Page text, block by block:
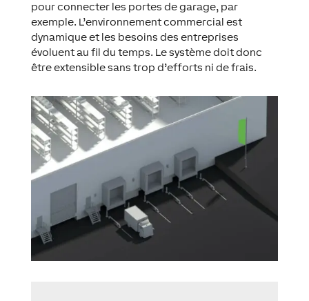
pour connecter les portes de garage, par
exemple. L’environnement commercial est
dynamique et les besoins des entreprises
évoluent au fil du temps. Le système doit donc
être extensible sans trop d’efforts ni de frais.